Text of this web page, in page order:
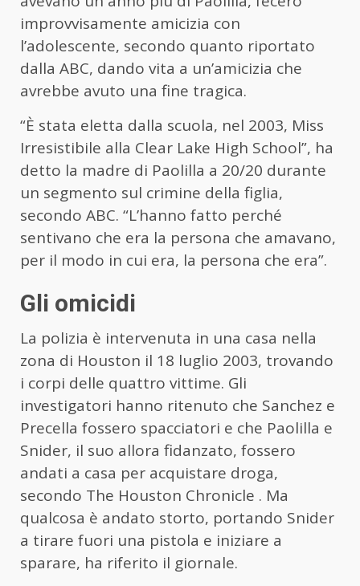
improvvisamente amicizia con
l’adolescente, secondo quanto riportato
dalla ABC, dando vita a un’amicizia che
avrebbe avuto una fine tragica.
“È stata eletta dalla scuola, nel 2003, Miss
Irresistibile alla Clear Lake High School”, ha
detto la madre di Paolilla a 20/20 durante
un segmento sul crimine della figlia,
secondo ABC. “L’hanno fatto perché
sentivano che era la persona che amavano,
per il modo in cui era, la persona che era”.
Gli omicidi
La polizia è intervenuta in una casa nella
zona di Houston il 18 luglio 2003, trovando
i corpi delle quattro vittime. Gli
investigatori hanno ritenuto che Sanchez e
Precella fossero spacciatori e che Paolilla e
Snider, il suo allora fidanzato, fossero
andati a casa per acquistare droga,
secondo The Houston Chronicle . Ma
qualcosa è andato storto, portando Snider
a tirare fuori una pistola e iniziare a
sparare, ha riferito il giornale.